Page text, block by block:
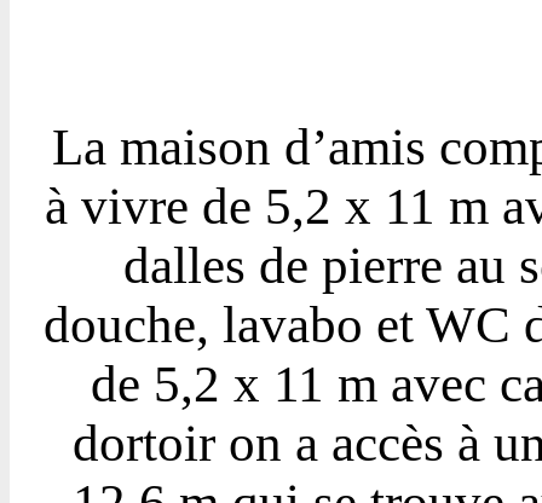
La maison d’amis
à vivre de 5,2 x 11 m
dalles de pierre au
douche, lavabo et WC
de 5,2 x 11 m avec
dortoir on a accès à